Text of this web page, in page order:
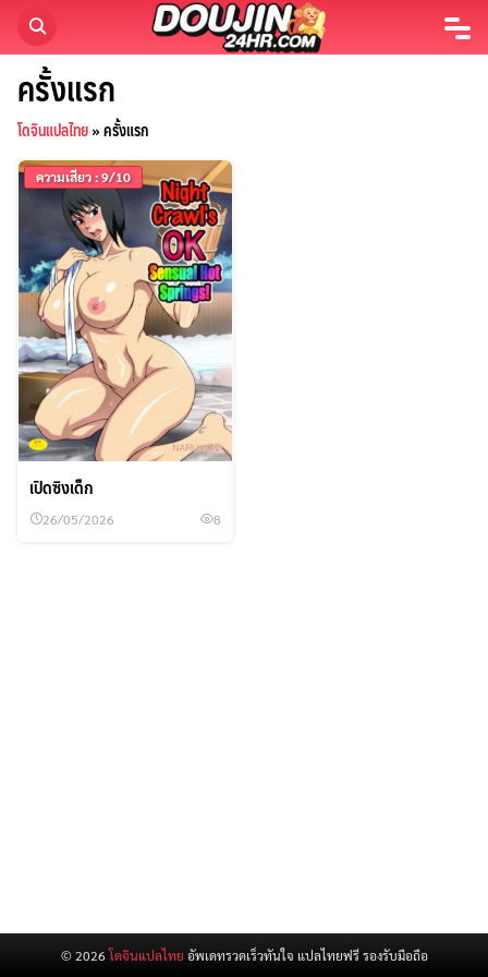
content
ค้นหา
ครั้งแรก
โดจินแปลไทย»ครั้งแรก
ความเสียว : 9/10
เปิดซิงเด็ก
26/05/2026 8
© 2026โดจินแปลไทย อัพเดทรวดเร็วทันใจ แปลไทยฟรี รองรับมือถือ